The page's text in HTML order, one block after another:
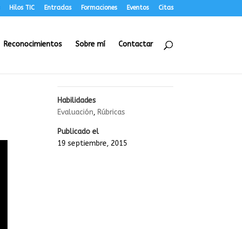
Hilos TIC Entradas Formaciones Eventos Citas
Reconocimientos Sobre mí Contactar
Habilidades
Evaluación, Rúbricas
Publicado el
19 septiembre, 2015